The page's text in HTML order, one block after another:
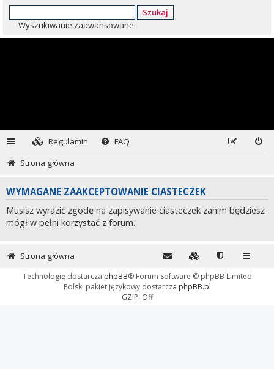
Szukaj
Wyszukiwanie zaawansowane
Regulamin
FAQ
Strona główna
WYMAGANE ZAAKCEPTOWANIE CIASTECZEK
Musisz wyrazić zgodę na zapisywanie ciasteczek zanim będziesz
mógł w pełni korzystać z forum.
Strona główna
Technologię dostarcza phpBB® Forum Software © phpBB Limited
Polski pakiet językowy dostarcza phpBB.pl
GZIP: Off